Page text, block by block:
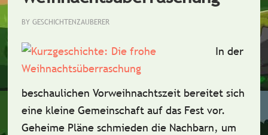
BY GESCHICHTENZAUBERER
In der
beschaulichen Vorweihnachtszeit bereitet sich
eine kleine Gemeinschaft auf das Fest vor.
Geheime Pläne schmieden die Nachbarn, um